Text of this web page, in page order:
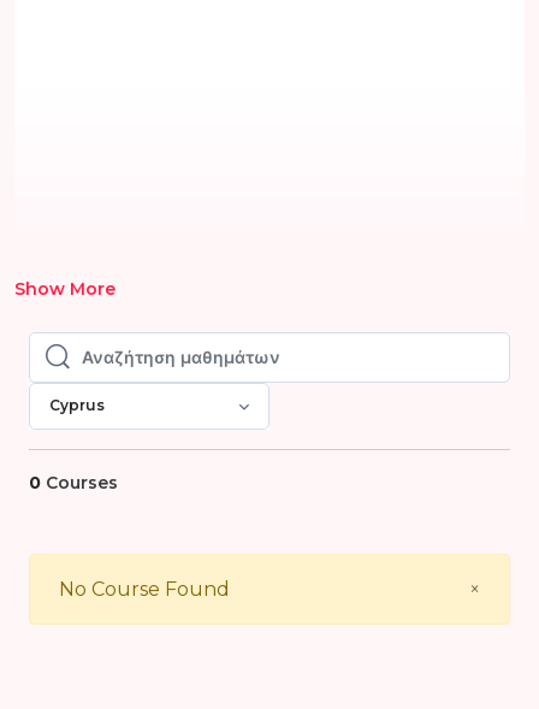
Show More
Αναζήτηση μαθημάτων
Αναζήτηση μαθημάτων
Cyprus
0 Courses
×
No Course Found